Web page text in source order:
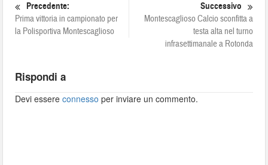
Precedente:
Prima vittoria in campionato per
la Polisportiva Montescaglioso
Successivo
Montescaglioso Calcio sconfitta a
testa alta nel turno
infrasettimanale a Rotonda
Rispondi a
Devi essereconnesso per inviare un commento.